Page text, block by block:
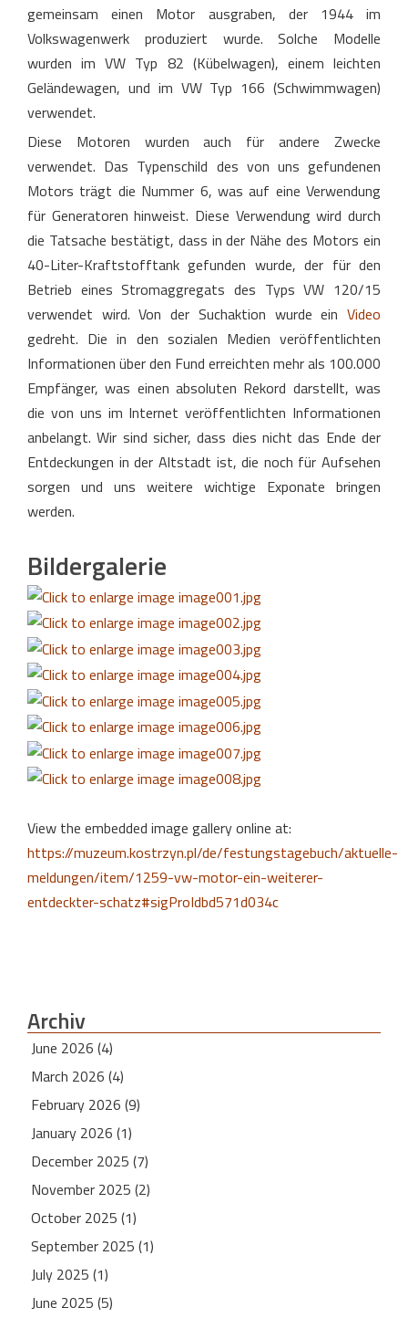
gemeinsam einen Motor ausgraben, der 1944 im
Volkswagenwerk produziert wurde. Solche Modelle
wurden im VW Typ 82 (Kübelwagen), einem leichten
Geländewagen, und im VW Typ 166 (Schwimmwagen)
verwendet.
Diese Motoren wurden auch für andere Zwecke
verwendet. Das Typenschild des von uns gefundenen
Motors trägt die Nummer 6, was auf eine Verwendung
für Generatoren hinweist. Diese Verwendung wird durch
die Tatsache bestätigt, dass in der Nähe des Motors ein
40-Liter-Kraftstofftank gefunden wurde, der für den
Betrieb eines Stromaggregats des Typs VW 120/15
verwendet wird. Von der Suchaktion wurde ein Video
gedreht. Die in den sozialen Medien veröffentlichten
Informationen über den Fund erreichten mehr als 100.000
Empfänger, was einen absoluten Rekord darstellt, was
die von uns im Internet veröffentlichten Informationen
anbelangt. Wir sind sicher, dass dies nicht das Ende der
Entdeckungen in der Altstadt ist, die noch für Aufsehen
sorgen und uns weitere wichtige Exponate bringen
werden.
Bildergalerie
View the embedded image gallery online at:
https://muzeum.kostrzyn.pl/de/festungstagebuch/aktuelle-
meldungen/item/1259-vw-motor-ein-weiterer-
entdeckter-schatz#sigProIdbd571d034c
Archiv
June 2026 (4)
March 2026 (4)
February 2026 (9)
January 2026 (1)
December 2025 (7)
November 2025 (2)
October 2025 (1)
September 2025 (1)
July 2025 (1)
June 2025 (5)